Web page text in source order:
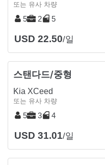
또는 유사 차량
5 2 5
USD 22.50/일
스탠다드/중형
Kia XCeed
또는 유사 차량
5 3 4
USD 31.01/일